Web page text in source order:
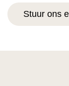
Stuur ons